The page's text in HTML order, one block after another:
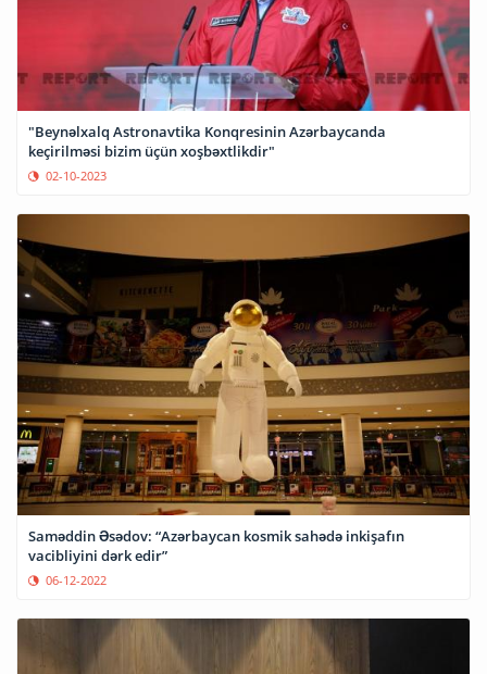
"Beynəlxalq Astronavtika Konqresinin Azərbaycanda
keçirilməsi bizim üçün xoşbəxtlikdir"
02-10-2023
Saməddin Əsədov: “Azərbaycan kosmik sahədə inkişafın
vacibliyini dərk edir”
06-12-2022